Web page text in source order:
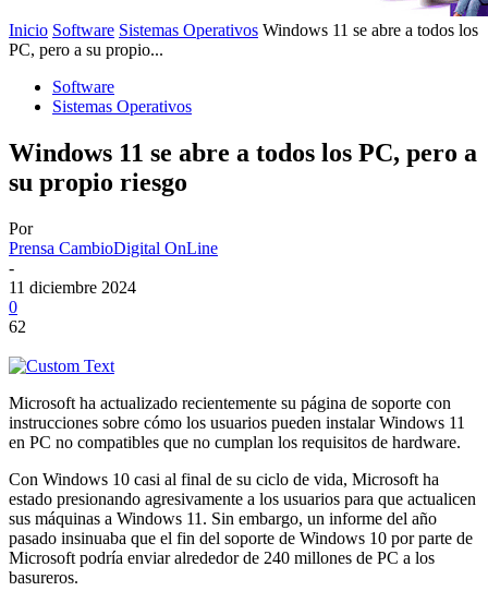
Inicio Software Sistemas Operativos Windows 11 se abre a todos los
PC, pero a su propio...
Software
Sistemas Operativos
Windows 11 se abre a todos los PC, pero a
su propio riesgo
Por
Prensa CambioDigital OnLine
-
11 diciembre 2024
0
62
Microsoft ha actualizado recientemente su página de soporte con
instrucciones sobre cómo los usuarios pueden instalar Windows 11
en PC no compatibles que no cumplan los requisitos de hardware.
Con Windows 10 casi al final de su ciclo de vida, Microsoft ha
estado presionando agresivamente a los usuarios para que actualicen
sus máquinas a Windows 11. Sin embargo, un informe del año
pasado insinuaba que el fin del soporte de Windows 10 por parte de
Microsoft podría enviar alrededor de 240 millones de PC a los
basureros.